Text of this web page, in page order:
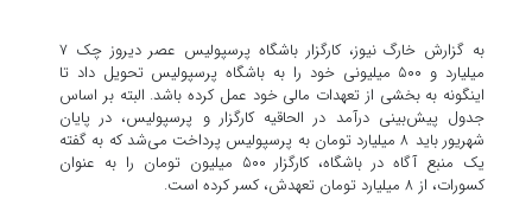
به گزارش خارگ نیوز، کارگزار باشگاه پرسپولیس عصر دیروز چک ٧
میلیارد و ۵٠٠ میلیونی خود را به باشگاه پرسپولیس تحویل داد تا
اینگونه به بخشی از تعهدات مالی خود عمل کرده باشد. البته بر اساس
جدول پیش‌بینی درآمد در الحاقیه کارگزار و پرسپولیس، در پایان
شهریور باید ٨ میلیارد تومان به پرسپولیس پرداخت می‌شد که به گفته
یک منبع آگاه در باشگاه، کارگزار ۵٠٠ میلیون تومان را به عنوان
کسورات، از ٨ میلیارد تومان تعهدش، کسر کرده است.